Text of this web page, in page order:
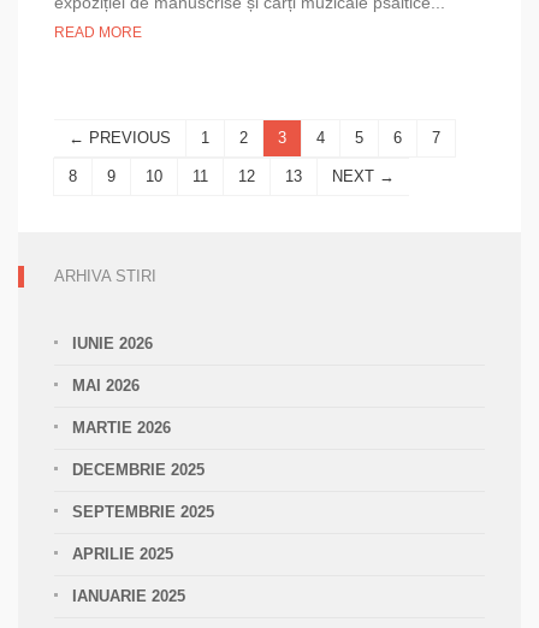
tezaurul
Bibliotecii
manuscrise
READ MORE
← PREVIOUS 1 2 3 4 5 6 7
8 9 10 11 12 13 NEXT →
ARHIVA STIRI
IUNIE 2026
MAI 2026
MARTIE 2026
DECEMBRIE 2025
SEPTEMBRIE 2025
APRILIE 2025
IANUARIE 2025